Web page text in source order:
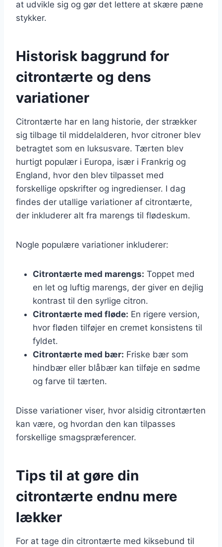
at udvikle sig og gør det lettere at skære pæne
stykker.
Historisk baggrund for
citrontærte og dens
variationer
Citrontærte har en lang historie, der strækker
sig tilbage til middelalderen, hvor citroner blev
betragtet som en luksusvare. Tærten blev
hurtigt populær i Europa, især i Frankrig og
England, hvor den blev tilpasset med
forskellige opskrifter og ingredienser. I dag
findes der utallige variationer af citrontærte,
der inkluderer alt fra marengs til flødeskum.
Nogle populære variationer inkluderer:
Citrontærte med marengs: Toppet med
en let og luftig marengs, der giver en dejlig
kontrast til den syrlige citron.
Citrontærte med fløde: En rigere version,
hvor fløden tilføjer en cremet konsistens til
fyldet.
Citrontærte med bær: Friske bær som
hindbær eller blåbær kan tilføje en sødme
og farve til tærten.
Disse variationer viser, hvor alsidig citrontærten
kan være, og hvordan den kan tilpasses
forskellige smagspræferencer.
Tips til at gøre din
citrontærte endnu mere
lækker
For at tage din citrontærte med kiksebund til